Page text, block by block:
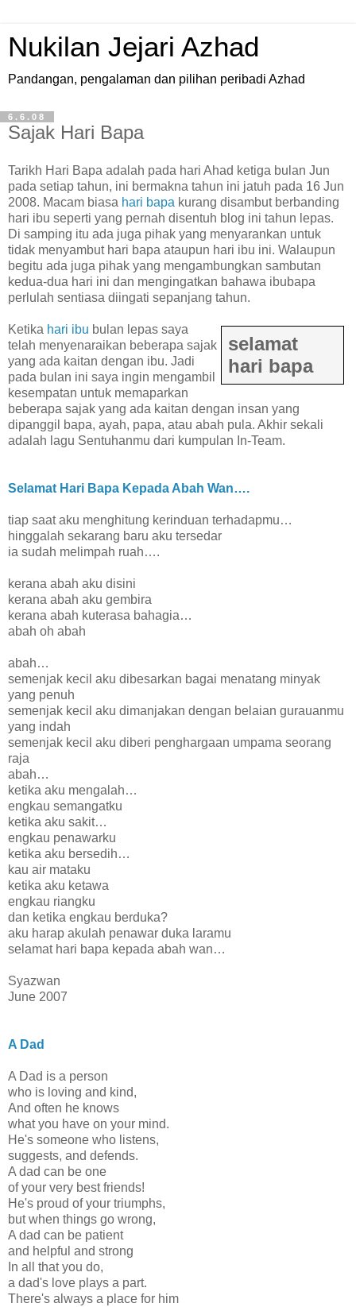
Nukilan Jejari Azhad
Pandangan, pengalaman dan pilihan peribadi Azhad
6.6.08
Sajak Hari Bapa
Tarikh Hari Bapa adalah pada hari Ahad ketiga bulan Jun
pada setiap tahun, ini bermakna tahun ini jatuh pada 16 Jun
2008. Macam biasa hari bapa kurang disambut berbanding
hari ibu seperti yang pernah disentuh blog ini tahun lepas.
Di samping itu ada juga pihak yang menyarankan untuk
tidak menyambut hari bapa ataupun hari ibu ini. Walaupun
begitu ada juga pihak yang mengambungkan sambutan
kedua-dua hari ini dan mengingatkan bahawa ibubapa
perlulah sentiasa diingati sepanjang tahun.
selamat
hari bapa
Ketika hari ibu bulan lepas saya
telah menyenaraikan beberapa sajak
yang ada kaitan dengan ibu. Jadi
pada bulan ini saya ingin mengambil
kesempatan untuk memaparkan
beberapa sajak yang ada kaitan dengan insan yang
dipanggil bapa, ayah, papa, atau abah pula. Akhir sekali
adalah lagu Sentuhanmu dari kumpulan In-Team.
Selamat Hari Bapa Kepada Abah Wan….
tiap saat aku menghitung kerinduan terhadapmu…
hinggalah sekarang baru aku tersedar
ia sudah melimpah ruah….
kerana abah aku disini
kerana abah aku gembira
kerana abah kuterasa bahagia…
abah oh abah
abah…
semenjak kecil aku dibesarkan bagai menatang minyak
yang penuh
semenjak kecil aku dimanjakan dengan belaian gurauanmu
yang indah
semenjak kecil aku diberi penghargaan umpama seorang
raja
abah…
ketika aku mengalah…
engkau semangatku
ketika aku sakit…
engkau penawarku
ketika aku bersedih…
kau air mataku
ketika aku ketawa
engkau riangku
dan ketika engkau berduka?
aku harap akulah penawar duka laramu
selamat hari bapa kepada abah wan…
Syazwan
June 2007
A Dad
A Dad is a person
who is loving and kind,
And often he knows
what you have on your mind.
He's someone who listens,
suggests, and defends.
A dad can be one
of your very best friends!
He's proud of your triumphs,
but when things go wrong,
A dad can be patient
and helpful and strong
In all that you do,
a dad's love plays a part.
There's always a place for him